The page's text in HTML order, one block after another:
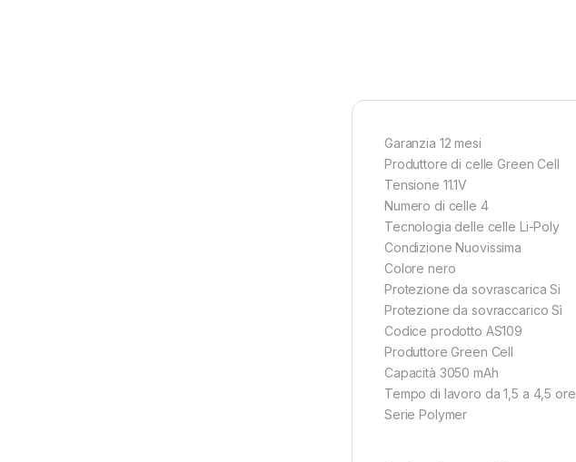
Garanzia 12 mesi
Produttore di celle Green Cell
Tensione 11.1V
Numero di celle 4
Tecnologia delle celle Li-Poly
Condizione Nuovissima
Colore nero
Protezione da sovrascarica Si
Protezione da sovraccarico Sì
Codice prodotto AS109
Produttore Green Cell
Capacità 3050 mAh
Tempo di lavoro da 1,5 a 4,5 ore
Serie Polymer